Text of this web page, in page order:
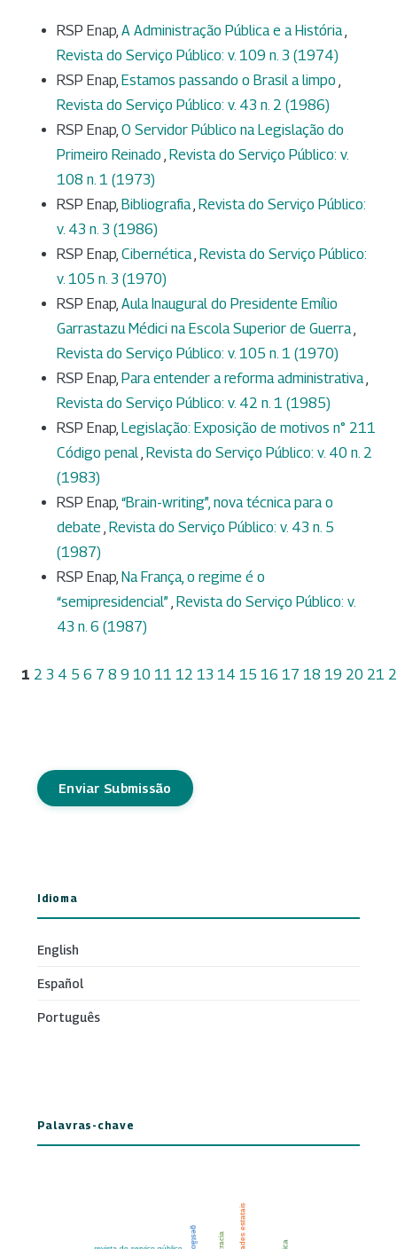
RSP Enap, A Administração Pública e a História,
Revista do Serviço Público: v. 109 n. 3 (1974)
RSP Enap, Estamos passando o Brasil a limpo ,
Revista do Serviço Público: v. 43 n. 2 (1986)
RSP Enap, O Servidor Público na Legislação do
Primeiro Reinado , Revista do Serviço Público: v.
108 n. 1 (1973)
RSP Enap, Bibliografia, Revista do Serviço Público:
v. 43 n. 3 (1986)
RSP Enap, Cibernética, Revista do Serviço Público:
v. 105 n. 3 (1970)
RSP Enap, Aula Inaugural do Presidente Emílio
Garrastazu Médici na Escola Superior de Guerra,
Revista do Serviço Público: v. 105 n. 1 (1970)
RSP Enap, Para entender a reforma administrativa,
Revista do Serviço Público: v. 42 n. 1 (1985)
RSP Enap, Legislação: Exposição de motivos n° 211
Código penal, Revista do Serviço Público: v. 40 n. 2
(1983)
RSP Enap, “Brain-writing”, nova técnica para o
debate , Revista do Serviço Público: v. 43 n. 5
(1987)
RSP Enap, Na França, o regime é o
“semipresidencial” , Revista do Serviço Público: v.
43 n. 6 (1987)
1 2 3 4 5 6 7 8 9 10 11 12 13 14 15 16 17 18 19 20 21
Enviar Submissão
Idioma
English
Español
Português
Palavras-chave